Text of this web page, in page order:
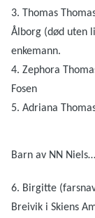
3. Thomas
Ålborg (død uten
enkemann.
4. Zephora
Fosen
5. Adriana
Barn av NN
6. Birgitte
Breivik i Skiens